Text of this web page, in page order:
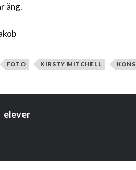
äng.
FOTO KIRSTY MITCHELL
elever